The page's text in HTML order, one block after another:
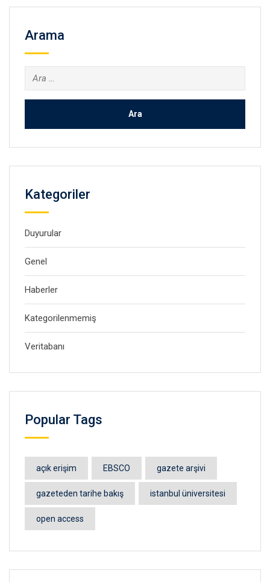
Arama
Arama:
Kategoriler
Duyurular
Genel
Haberler
Kategorilenmemiş
Veritabanı
Popular Tags
açık erişim EBSCO gazete arşivi
gazeteden tarihe bakış istanbul üniversitesi
open access